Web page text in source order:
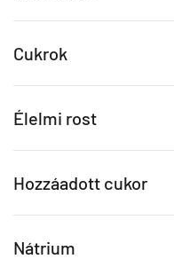
Cukrok
Élelmi rost
Hozzáadott cukor
Nátrium